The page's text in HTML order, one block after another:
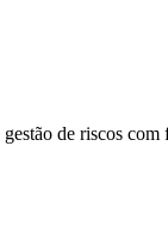
de riscos com